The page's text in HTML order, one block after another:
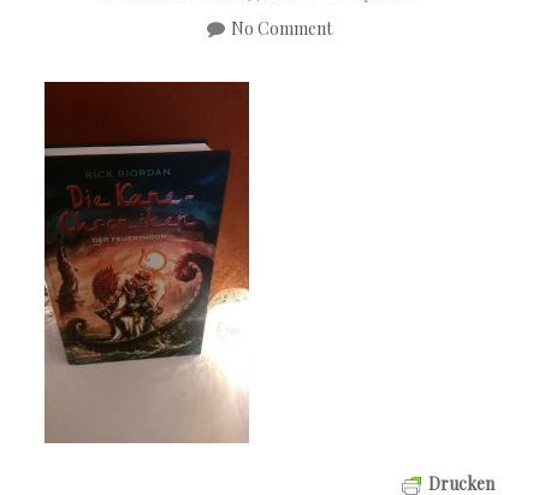
No Comment
Drucken